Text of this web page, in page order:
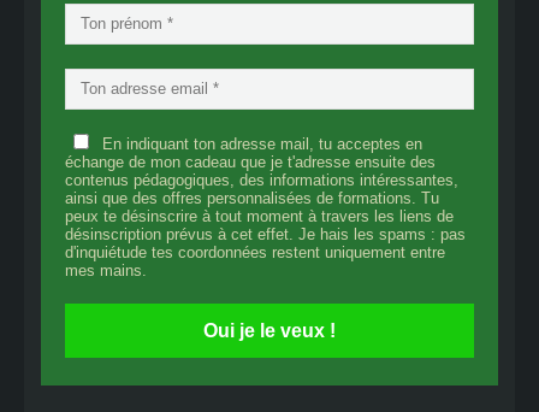
En indiquant ton adresse mail, tu acceptes en
échange de mon cadeau que je t'adresse ensuite des
contenus pédagogiques, des informations intéressantes,
ainsi que des offres personnalisées de formations. Tu
peux te désinscrire à tout moment à travers les liens de
désinscription prévus à cet effet. Je hais les spams : pas
d'inquiétude tes coordonnées restent uniquement entre
mes mains.
Oui je le veux !